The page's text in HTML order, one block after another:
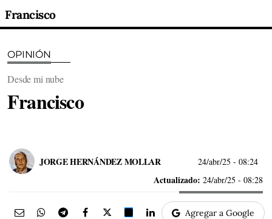
Francisco
OPINIÓN
Desde mi nube
Francisco
JORGE HERNÁNDEZ MOLLAR 24/abr/25 - 08:24
Actualizado: 24/abr/25 - 08:28
Agregar a Google